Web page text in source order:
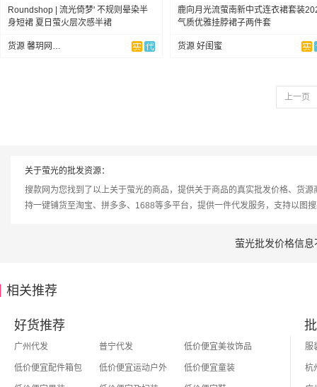
Roundshop | 流光倚梦' 不规则晕染半
身短裙 夏日萤火层次感半裙
货源 馨玥网络服饰
鹿向月光流萤南新中式连衣裙套装
气质优雅挂脖裙子两件套
货源 好闺蜜
上一页
关于萤光的批发资源：
搜款网为您找到了以上关于萤光的商品，提供关于商品的真实批发价格、货源
持一键铺货至淘宝、拼多多、1688等多平台，提供一件代发服务，支持以图
萤光批发价格信
相关推荐
好货推荐
广州代发 普宁代发 低价便宜美妆饰品
低价便宜配件箱包 低价便宜运动户外 低价便宜童装